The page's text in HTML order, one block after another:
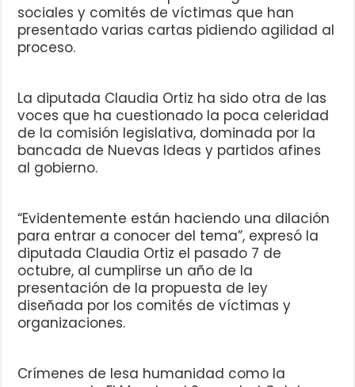
sociales y comités de víctimas que han
presentado varias cartas pidiendo agilidad al
proceso.
La diputada Claudia Ortiz ha sido otra de las
voces que ha cuestionado la poca celeridad
de la comisión legislativa, dominada por la
bancada de Nuevas Ideas y partidos afines
al gobierno.
“Evidentemente están haciendo una dilación
para entrar a conocer del tema”, expresó la
diputada Claudia Ortiz el pasado 7 de
octubre, al cumplirse un año de la
presentación de la propuesta de ley
diseñada por los comités de víctimas y
organizaciones.
Crímenes de lesa humanidad como la